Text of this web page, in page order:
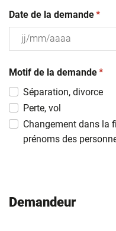
Date de la demande*
slash
MM
slash
AAAA
Motif de la demande*
Séparation, divorce
Perte, vol
Changement dans la
prénoms des
Demandeur